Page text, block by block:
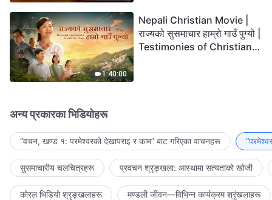
1:40:00
Nepali Christian Movie |
राज्यको सुसमाचार हाम्रो गाउँ पुग्यो |
Testimonies of Christians
अन्य प्रकारका भिडियोहरू
“वचन, खण्ड १: परमेश्‍वरको देखापराइ र काम” बाट गरिएका वाचनहरू
सुसमाचारीय चलचित्रहरू प्रवचन श्रृङ्खला: आस्थामा सत्यताको खोजी
कोरल भिडियो श्रृङ्खलाहरू मण्डली जीवन—विभिन्‍न कार्यक्रम श्रृंखलाहरू